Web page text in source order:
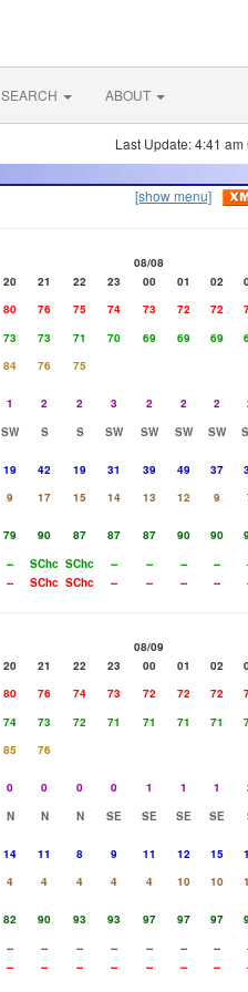
SEARCH ABOUT
Last Update: 4:41
[show menu]
08/08
20 21 22 23 00 01 02
80 76 75 74 73 72 72
73 73 71 70 69 69 69
84 76
75
1 2 2 3 2 2 2
SW S S SW SW SW SW
19 42 19 31 39 49 37
9 17 15 14 13 12 9
79 90 87 87 87 90 90
-- SChc SChc -- -- -- --
-- SChc SChc -- -- -- --
08/09
20 21 22 23 00 01 02
80 76 74 73 72 72 72
74 73 72 71 71 71 71
85
76
0 0 0 0 1 1 1
N N N SE SE SE SE
14 11 8 9 11 12 15
4 4 4 4 4 10 10
82 90 93 93 97 97 97
-- -- -- -- -- -- --
-- -- -- -- -- -- --